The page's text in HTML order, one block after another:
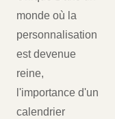
monde où la
personnalisation
est devenue
reine,
l'importance d'un
calendrier